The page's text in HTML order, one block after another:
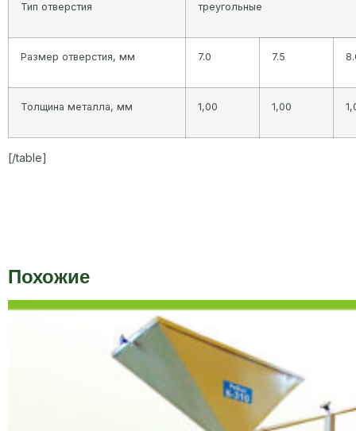
Тип отверстия треугольные
Размер отверстия, мм 7.0 7.5
Толщина металла, мм 1,00 1,00
[/table]
Похожие